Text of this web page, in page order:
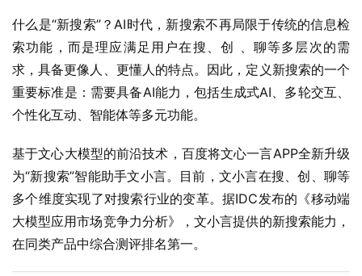
什么是“新搜索”？AI时代，新搜索不再局限于传统的信息检
索功能，而是理应满足用户在搜、创 、聊等多层次的需
求，具备更像人、更懂人的特点。因此，定义新搜索的一个
重要标准是：需要具备AI能力，包括生成式AI、多轮交互、
个性化互动、智能体等多元功能。
基于文心大模型的前沿技术，百度将文心一言APP全新升级
为“新搜索”智能助手文小言。目前，文小言在搜、创、聊等
多个维度实现了对搜索行业的变革。据IDC发布的《移动端
大模型应用市场竞争力分析》，文小言提供的新搜索能力，
在同类产品中综合测评排名第一。